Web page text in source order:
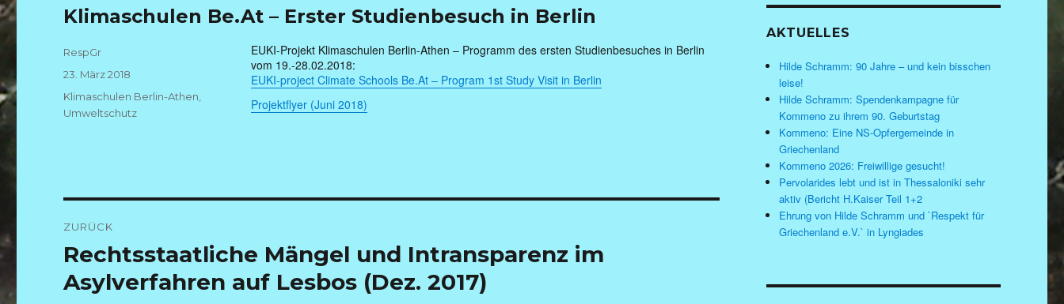
Klimaschulen Be.At – Erster Studienbesuch in Berlin
EUKI-Projekt Klimaschulen Berlin-Athen – Programm des ersten Studienbesuches in Berlin
vom 19.-28.02.2018:
EUKI-project Climate Schools Be.At – Program 1st Study Visit in Berlin
Projektflyer (Juni 2018)
Autor
RespGr
Veröffentlicht
am
23. März 2018
Kategorien
Klimaschulen Berlin-Athen,
Umweltschutz
ZURÜCK
Vorheriger
Beitrag:
Rechtsstaatliche Mängel und Intransparenz im
Asylverfahren auf Lesbos (Dez. 2017)
AKTUELLES
Hilde Schramm: 90 Jahre – und kein bisschen
leise!
Hilde Schramm: Spendenkampagne für
Kommeno zu ihrem 90. Geburtstag
Kommeno: Eine NS-Opfergemeinde in
Griechenland
Kommeno 2026: Freiwillige gesucht!
Pervolarides lebt und ist in Thessaloniki sehr
aktiv (Bericht H.Kaiser Teil 1+2
Ehrung von Hilde Schramm und `Respekt für
Griechenland e.V.` in Lyngiades